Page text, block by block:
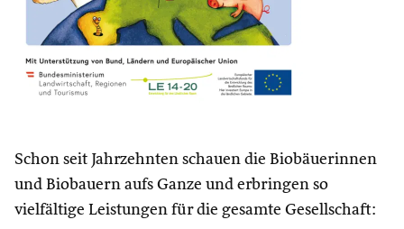
Schon seit Jahrzehnten schauen die Biobäuerinnen
und Biobauern aufs Ganze und erbringen so
vielfältige Leistungen für die gesamte Gesellschaft: